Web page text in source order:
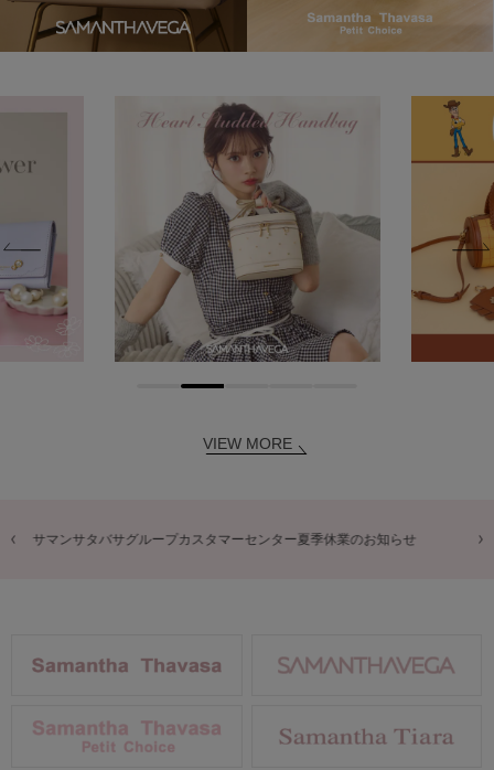
VIEW MORE
商品に関するお詫びとお知らせ